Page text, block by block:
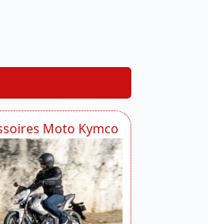
Moto Kymco